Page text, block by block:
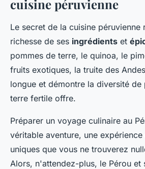
cuisine péruvienne
Le secret de la cuisine péruvienne
richesse de ses ingrédients et
pommes de terre, le quinoa, le
fruits exotiques, la truite des
longue et démontre la diversité
terre fertile offre.
Préparer un voyage culinaire au
véritable aventure, une expérience
uniques que vous ne trouverez
Alors, n'attendez-plus, le Pérou et